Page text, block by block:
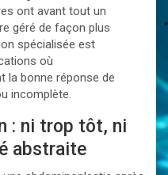
ont avant tout un
géré de façon plus
spécialisée est
où
la bonne réponse de
incomplète.
: ni trop tôt, ni
abstraite